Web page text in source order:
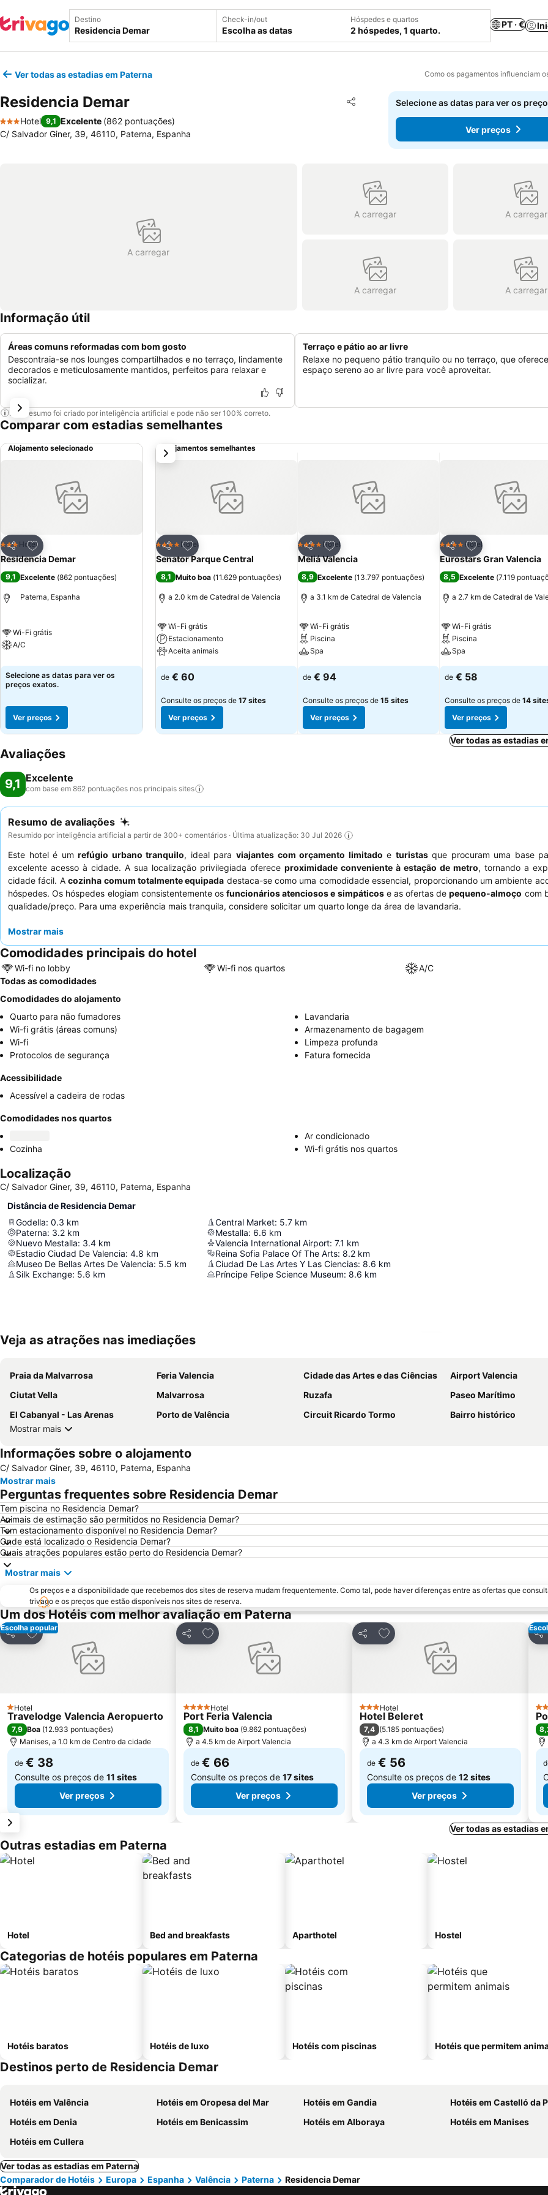
Destino Check-in/out
Escolha as datas
Hóspedes e quartos
2 hóspedes, 1 quarto.
PT · €
Ver todas as estadias em Paterna Como os pagamentos influenciam
Residencia Demar Partilhar
Adicionar aos favoritos
3 Estrelas
Hotel 9,1 Excelente (862 pontuações)
C/ Salvador Giner, 39, 46110, Paterna, Espanha
Selecione as datas para ver os
Ver preços
A carregar
A carregar A carregar
A carregar A carregar
Informação útil
Áreas comuns reformadas com bom gosto
Descontraia-se nos lounges compartilhados e no terraço, lindamente
decorados e meticulosamente mantidos, perfeitos para relaxar e
socializar.
Terraço e pátio ao ar livre
Relaxe no pequeno pátio tranquilo ou no terraço, que
espaço sereno ao ar livre para você aproveitar.
Este resumo foi criado por inteligência artificial e pode não ser 100% correto.
Comparar com estadias semelhantes
Alojamento selecionado
Partilhar
Adicionar aos favoritos
3 Estrelas
Hotel
Residencia Demar
9,1 Excelente (862 pontuações)
Paterna, Espanha
Wi-Fi grátis
A/C
Selecione as datas para ver os
preços exatos.
Ver preços
Alojamentos semelhantes
Partilhar
Adicionar aos favoritos
4 EstrelasHotel
Senator Parque Central
8,1 Muito boa (11.629 pontuações)
a 2.0 km de Catedral de Valencia
Wi-Fi grátis
Estacionamento
Aceita animais
de € 60
Consulte os preços de 17 sites
Ver preços
Partilhar
Adicionar aos favoritos
4 EstrelasHotel
Meliá Valencia
8,9 Excelente (13.797 pontuações)
a 3.1 km de Catedral de Valencia
Wi-Fi grátis
Piscina
Spa
de € 94
Consulte os preços de 15 sites
Ver preços
Partilhar
Adicionar aos
4 EstrelasHotel
Eurostars Gran Valencia
8,5 Excelente (7.119
a 2.7 km de Catedral de
Wi-Fi grátis
Piscina
Spa
de € 58
Consulte os preços de 14
Ver preços
próximo
Ver todas as estadias
Avaliações
9,1 Excelente
com base em 862 pontuações nos principais sites
Resumo de avaliações
Resumido por inteligência artificial a partir de 300+ comentários · Última atualização: 30 Jul 2026
Este hotel é umrefúgio urbano tranquilo, ideal para viajantes com orçamento limitado e turistasque procuram uma base
excelente acesso à cidade. A sua localização privilegiada oferece proximidade conveniente à estação de metro, tornando a
cidade fácil. Acozinha comum totalmente equipada destaca-se como uma comodidade essencial, proporcionando um ambiente
hóspedes. Os hóspedes elogiam consistentemente osfuncionários atenciosos e simpáticose as ofertas depequeno-almoço com
qualidade/preço. Para uma experiência mais tranquila, considere solicitar um quarto longe da área de lavandaria.
Mostrar mais
Comodidades principais do hotel
Wi-fi no lobby Wi-fi nos quartos
A/C
Todas as comodidades
Comodidades do alojamento
Quarto para não fumadores
Lavandaria
Wi-fi grátis (áreas comuns)
Armazenamento de bagagem
Wi-fi
Limpeza profunda
Protocolos de segurança
Fatura fornecida
Acessibilidade
Acessível a cadeira de rodas
Comodidades nos quartos
Ar condicionado
Cozinha
Wi-fi grátis nos quartos
Localização
C/ Salvador Giner, 39, 46110, Paterna, Espanha
Distância de Residencia Demar
Godella: 0.3 km
Paterna: 3.2 km
Nuevo Mestalla: 3.4 km
Estadio Ciudad De Valencia: 4.8 km
Museo De Bellas Artes De Valencia: 5.5 km
Silk Exchange: 5.6 km
Central Market: 5.7 km
Mestalla: 6.6 km
Valencia International Airport: 7.1 km
Reina Sofia Palace Of The Arts: 8.2 km
Ciudad De Las Artes Y Las Ciencias: 8.6 km
Príncipe Felipe Science Museum: 8.6 km
Veja as atrações nas imediações
Praia da Malvarrosa Feria Valencia Cidade das Artes e das Ciências
Airport Valencia
Ciutat Vella
Malvarrosa Ruzafa
Paseo Marítimo
El Cabanyal - Las Arenas
Porto de Valência Circuit Ricardo Tormo
Bairro histórico
Mostrar mais
Informações sobre o alojamento
C/ Salvador Giner, 39, 46110, Paterna, Espanha
Mostrar mais
Perguntas frequentes sobre Residencia Demar
Tem piscina no Residencia Demar?
Animais de estimação são permitidos no Residencia Demar?
Tem estacionamento disponível no Residencia Demar?
Onde está localizado o Residencia Demar?
Quais atrações populares estão perto do Residencia Demar?
Mostrar mais
Os preços e a disponibilidade que recebemos dos sites de reserva mudam frequentemente. Como tal, pode haver diferenças entre as ofertas que
trivago e os preços que estão disponíveis nos sites de reserva.
Um dos Hotéis com melhor avaliação em Paterna
Escolha popular
Partilhar
Adicionar aos favoritos
1 Estrelas
Hotel
Travelodge Valencia Aeropuerto
7,9 Boa (12.933 pontuações)
Manises, a 1.0 km de Centro da cidade
de € 38
Consulte os preços de 11 sites
Ver preços
Partilhar
Adicionar aos favoritos
4 Estrelas
Hotel
Port Feria Valencia
8,1 Muito boa (9.862 pontuações)
a 4.5 km de Airport Valencia
de € 66
Consulte os preços de 17 sites
Ver preços
Partilhar
Adicionar aos favoritos
3 Estrelas
Hotel
Hotel Beleret
7,4 (5.185 pontuações)
a 4.3 km de Airport Valencia
de € 56
Consulte os preços de 12 sites
Ver preços
4
Ver todas as estadias
Outras estadias em Paterna
Hotel Bed and breakfasts Aparthotel Hostel
Categorias de hotéis populares em Paterna
Hotéis baratos Hotéis de luxo Hotéis com piscinas Hotéis que permitem
Destinos perto de Residencia Demar
Hotéis em Valência Hotéis em Oropesa del Mar Hotéis em Gandia
Hotéis em Castelló da
Hotéis em Denia
Hotéis em Benicassim Hotéis em Alboraya
Hotéis em Manises
Hotéis em Cullera
Ver todas as estadias em Paterna
Comparador de Hotéis
Europa Espanha Valência Paterna Residencia Demar